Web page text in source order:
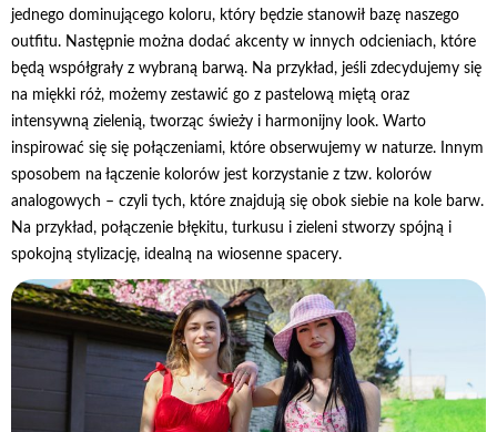
jednego dominującego koloru, który będzie stanowił bazę naszego
outfitu. Następnie można dodać akcenty w innych odcieniach, które
będą współgrały z wybraną barwą. Na przykład, jeśli zdecydujemy się
na miękki róż, możemy zestawić go z pastelową miętą oraz
intensywną zielenią, tworząc świeży i harmonijny look. Warto
inspirować się się połączeniami, które obserwujemy w naturze. Innym
sposobem na łączenie kolorów jest korzystanie z tzw. kolorów
analogowych – czyli tych, które znajdują się obok siebie na kole barw.
Na przykład, połączenie błękitu, turkusu i zieleni stworzy spójną i
spokojną stylizację, idealną na wiosenne spacery.